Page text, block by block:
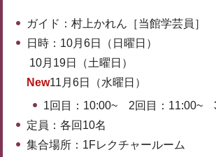
ガイド：村上かれん［当館学芸員］
日時：10月6日（日曜日）
10月19日（土曜日）
New11月6日（水曜日）
1回目：10:00~ 2回目：11:00~
定員：各回10名
集合場所：1Fレクチャールーム